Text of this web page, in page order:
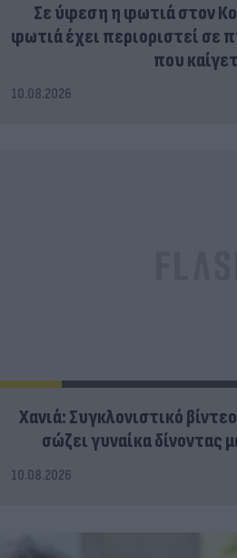
Σε ύφεση η φωτιά στον
φωτιά έχει περιοριστεί σε
που
10.08.2026
Χανιά: Συγκλονιστικό
σώζει γυναίκα δίνοντας
10.08.2026